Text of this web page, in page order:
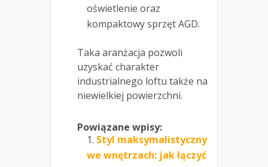
oświetlenie oraz
kompaktowy sprzęt AGD.
Taka aranżacja pozwoli
uzyskać charakter
industrialnego loftu także na
niewielkiej powierzchni.
Powiązane wpisy:
Styl maksymalistyczny
we wnętrzach: jak łączyć